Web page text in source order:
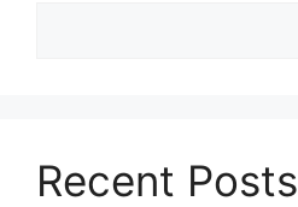
Recent Posts